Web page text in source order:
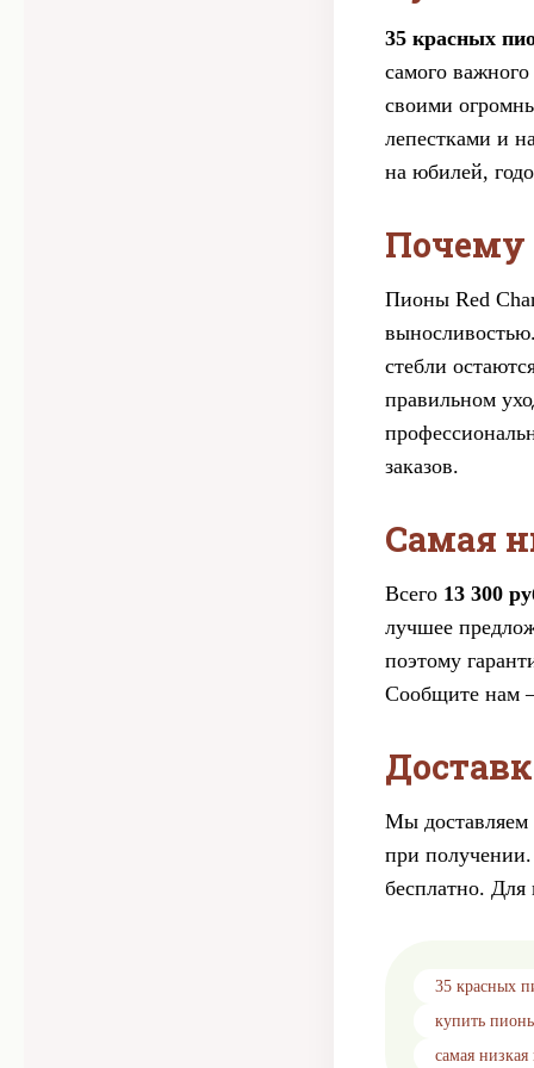
35 красных
самого
своими
лепестками и
на юбилей,
Почему
Пионы Red
стебли
правильном
заказов.
Самая
Всего 13 300
лучшее
поэтому
Сообщите нам
Мы доставляем
при
бесплатно. Для
35 красных
купить
самая